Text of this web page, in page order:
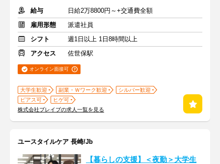
給与
日給2万8800円～+交通費全額
雇用形態
派遣社員
シフト
週1日以上 1日8時間以上
アクセス
佐世保駅
オンライン面接可
大学生歓迎 副業・Ｗワーク歓迎
シルバー歓迎
ピアス可
ヒゲ可
株式会社ブレイブの求人一覧を見る
ユースタイルケア 長崎/Jb
【暮らしの支援】＜夜勤＞大学生